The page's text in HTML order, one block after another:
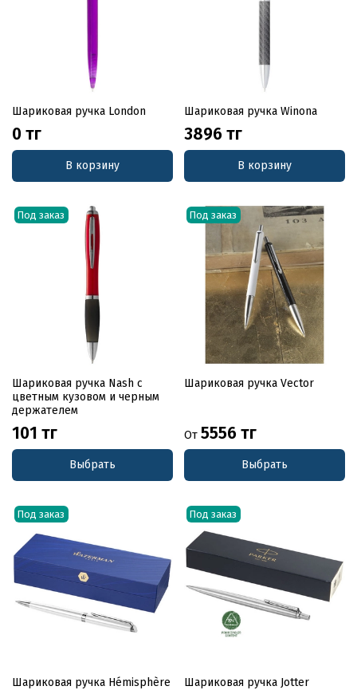
Шариковая ручка London
0 тг
В корзину
Шариковая ручка Winona
3896 тг
В корзину
Под заказ
Шариковая ручка Nash с
цветным кузовом и черным
держателем
101 тг
Выбрать
Под заказ
Шариковая ручка Vector
От 5556 тг
Выбрать
Под заказ
Шариковая ручка Hémisphère
Под заказ
Шариковая ручка Jotter